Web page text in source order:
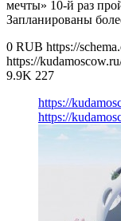
мечты» 10-й раз
Запланированы
0 RUB https://
https://
9.9K 227
https://
https://